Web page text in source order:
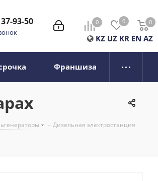
0 0 0
0
KZ UZ KR EN AZ
93-50
Франшиза
- Дизельная электростанция